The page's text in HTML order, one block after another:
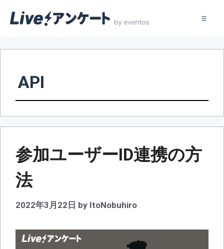
ス
API
参加ユーザーID連携の方
法
2022年3月22日 by ItoNobuhiro